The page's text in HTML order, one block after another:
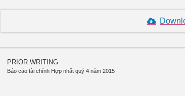
PRIOR WRITING
Báo cáo tài chính Hợp nhất quý 4 năm 2015